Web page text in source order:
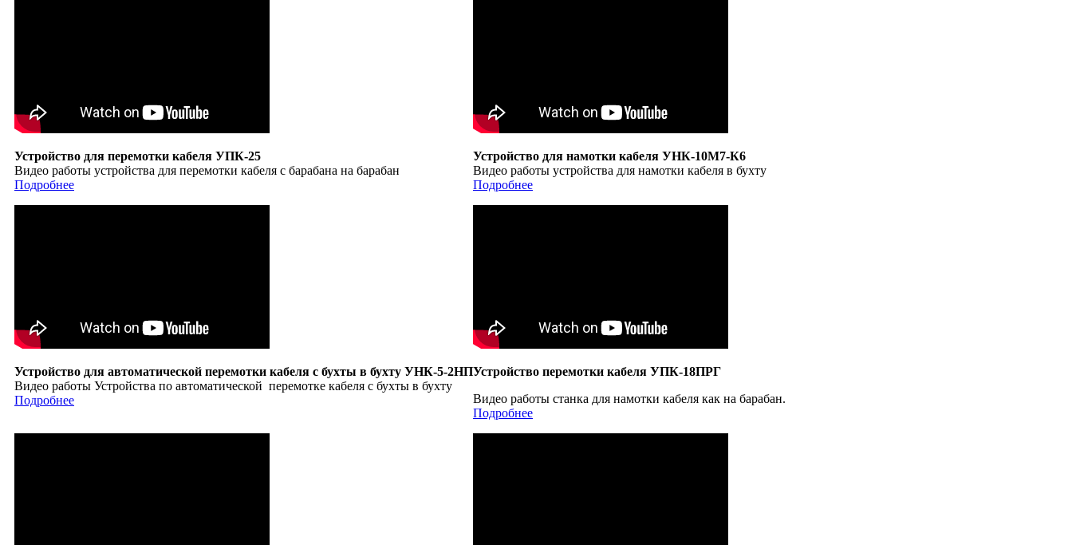
Устройство для перемотки кабеля УПК-25
Видео работы устройства для перемотки кабеля с барабана на барабан
Подробнее
Устройство для намотки кабеля УНК-10М7-К6
Видео работы устройства для намотки кабеля в бухту
Подробнее
Устройство для автоматической перемотки кабеля с бухты в бухту УНК-5-2НП
Видео работы Устройства по автоматической перемотке кабеля с бухты в бухту
Подробнее
Устройство перемотки кабеля УПК-18ПРГ
Видео работы станка для намотки кабеля как на барабан.
Подробнее